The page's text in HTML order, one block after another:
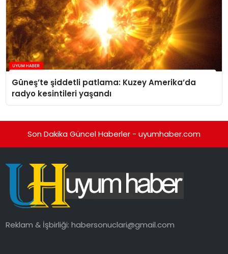
Güneş’te şiddetli patlama: Kuzey Amerika’da
radyo kesintileri yaşandı
Son Dakika Güncel Haberler - uyumhaber.com
Reklam & İşbirliği:habersonuclari@gmail.com